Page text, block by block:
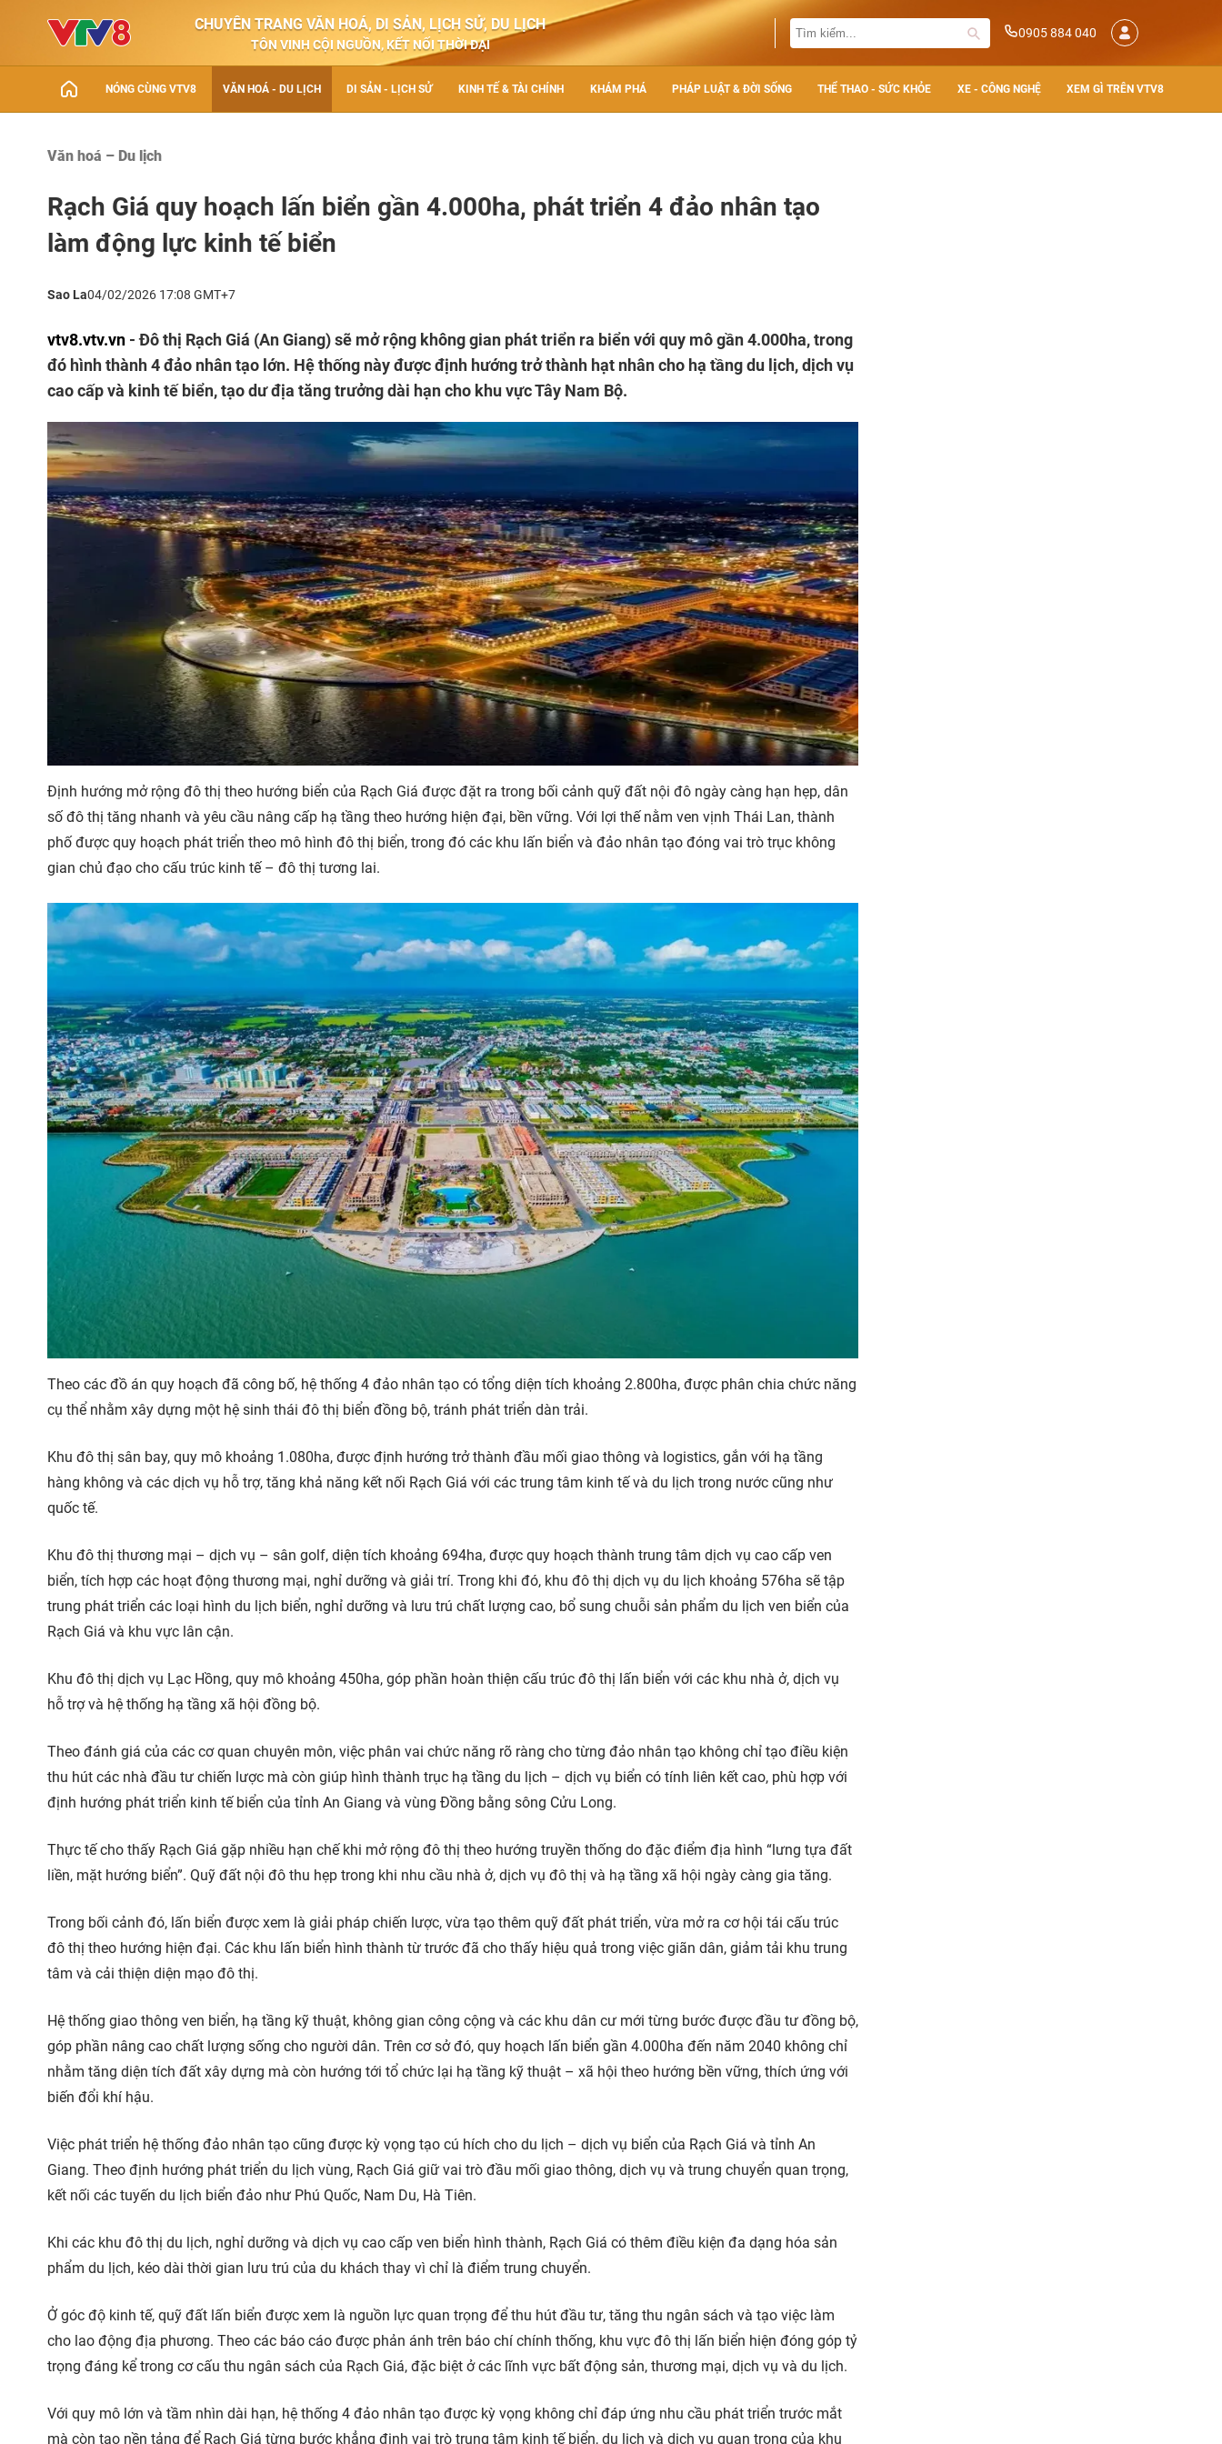
CHUYÊN TRANG VĂN HOÁ, DI SẢN, LỊCH SỬ, DU LỊCH
TÔN VINH CỘI NGUỒN, KẾT NỐI THỜI ĐẠI
0905 884 040
NÓNG CÙNG VTV8 VĂN HOÁ - DU LỊCH DI SẢN - LỊCH SỬ KINH TẾ & TÀI CHÍNH KHÁM PHÁ PHÁP LUẬT & ĐỜI SỐNG THỂ THAO - SỨC KHỎE XE - CÔNG NGHỆ XEM GÌ TRÊN VTV8
Văn hoá – Du lịch
Rạch Giá quy hoạch lấn biển gần 4.000ha, phát triển 4 đảo nhân tạo
làm động lực kinh tế biển
Sao La04/02/2026 17:08 GMT+7
vtv8.vtv.vn - Đô thị Rạch Giá (An Giang) sẽ mở rộng không gian phát triển ra biển với quy mô gần 4.000ha, trong
đó hình thành 4 đảo nhân tạo lớn. Hệ thống này được định hướng trở thành hạt nhân cho hạ tầng du lịch, dịch vụ
cao cấp và kinh tế biển, tạo dư địa tăng trưởng dài hạn cho khu vực Tây Nam Bộ.
Định hướng mở rộng đô thị theo hướng biển của Rạch Giá được đặt ra trong bối cảnh quỹ đất nội đô ngày càng hạn hẹp, dân
số đô thị tăng nhanh và yêu cầu nâng cấp hạ tầng theo hướng hiện đại, bền vững. Với lợi thế nằm ven vịnh Thái Lan, thành
phố được quy hoạch phát triển theo mô hình đô thị biển, trong đó các khu lấn biển và đảo nhân tạo đóng vai trò trục không
gian chủ đạo cho cấu trúc kinh tế – đô thị tương lai.
Theo các đồ án quy hoạch đã công bố, hệ thống 4 đảo nhân tạo có tổng diện tích khoảng 2.800ha, được phân chia chức năng
cụ thể nhằm xây dựng một hệ sinh thái đô thị biển đồng bộ, tránh phát triển dàn trải.
Khu đô thị sân bay, quy mô khoảng 1.080ha, được định hướng trở thành đầu mối giao thông và logistics, gắn với hạ tầng
hàng không và các dịch vụ hỗ trợ, tăng khả năng kết nối Rạch Giá với các trung tâm kinh tế và du lịch trong nước cũng như
quốc tế.
Khu đô thị thương mại – dịch vụ – sân golf, diện tích khoảng 694ha, được quy hoạch thành trung tâm dịch vụ cao cấp ven
biển, tích hợp các hoạt động thương mại, nghỉ dưỡng và giải trí. Trong khi đó, khu đô thị dịch vụ du lịch khoảng 576ha sẽ tập
trung phát triển các loại hình du lịch biển, nghỉ dưỡng và lưu trú chất lượng cao, bổ sung chuỗi sản phẩm du lịch ven biển của
Rạch Giá và khu vực lân cận.
Khu đô thị dịch vụ Lạc Hồng, quy mô khoảng 450ha, góp phần hoàn thiện cấu trúc đô thị lấn biển với các khu nhà ở, dịch vụ
hỗ trợ và hệ thống hạ tầng xã hội đồng bộ.
Theo đánh giá của các cơ quan chuyên môn, việc phân vai chức năng rõ ràng cho từng đảo nhân tạo không chỉ tạo điều kiện
thu hút các nhà đầu tư chiến lược mà còn giúp hình thành trục hạ tầng du lịch – dịch vụ biển có tính liên kết cao, phù hợp với
định hướng phát triển kinh tế biển của tỉnh An Giang và vùng Đồng bằng sông Cửu Long.
Thực tế cho thấy Rạch Giá gặp nhiều hạn chế khi mở rộng đô thị theo hướng truyền thống do đặc điểm địa hình “lưng tựa đất
liền, mặt hướng biển”. Quỹ đất nội đô thu hẹp trong khi nhu cầu nhà ở, dịch vụ đô thị và hạ tầng xã hội ngày càng gia tăng.
Trong bối cảnh đó, lấn biển được xem là giải pháp chiến lược, vừa tạo thêm quỹ đất phát triển, vừa mở ra cơ hội tái cấu trúc
đô thị theo hướng hiện đại. Các khu lấn biển hình thành từ trước đã cho thấy hiệu quả trong việc giãn dân, giảm tải khu trung
tâm và cải thiện diện mạo đô thị.
Hệ thống giao thông ven biển, hạ tầng kỹ thuật, không gian công cộng và các khu dân cư mới từng bước được đầu tư đồng bộ,
góp phần nâng cao chất lượng sống cho người dân. Trên cơ sở đó, quy hoạch lấn biển gần 4.000ha đến năm 2040 không chỉ
nhằm tăng diện tích đất xây dựng mà còn hướng tới tổ chức lại hạ tầng kỹ thuật – xã hội theo hướng bền vững, thích ứng với
biến đổi khí hậu.
Việc phát triển hệ thống đảo nhân tạo cũng được kỳ vọng tạo cú hích cho du lịch – dịch vụ biển của Rạch Giá và tỉnh An
Giang. Theo định hướng phát triển du lịch vùng, Rạch Giá giữ vai trò đầu mối giao thông, dịch vụ và trung chuyển quan trọng,
kết nối các tuyến du lịch biển đảo như Phú Quốc, Nam Du, Hà Tiên.
Khi các khu đô thị du lịch, nghỉ dưỡng và dịch vụ cao cấp ven biển hình thành, Rạch Giá có thêm điều kiện đa dạng hóa sản
phẩm du lịch, kéo dài thời gian lưu trú của du khách thay vì chỉ là điểm trung chuyển.
Ở góc độ kinh tế, quỹ đất lấn biển được xem là nguồn lực quan trọng để thu hút đầu tư, tăng thu ngân sách và tạo việc làm
cho lao động địa phương. Theo các báo cáo được phản ánh trên báo chí chính thống, khu vực đô thị lấn biển hiện đóng góp tỷ
trọng đáng kể trong cơ cấu thu ngân sách của Rạch Giá, đặc biệt ở các lĩnh vực bất động sản, thương mại, dịch vụ và du lịch.
Với quy mô lớn và tầm nhìn dài hạn, hệ thống 4 đảo nhân tạo được kỳ vọng không chỉ đáp ứng nhu cầu phát triển trước mắt
mà còn tạo nền tảng để Rạch Giá từng bước khẳng định vai trò trung tâm kinh tế biển, du lịch và dịch vụ quan trọng của khu